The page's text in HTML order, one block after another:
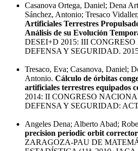
Casanova Ortega, Daniel; Dena
Sánchez, Antonio; Tresaco
Artificiales Terrestres
Análisis de su Evolución
DESEI+D 2015: III
DEFENSA Y SEGURIDAD.
Tresaco, Eva; Casanova, Daniel;
Antonio. Cálculo de órbitas
artificiales terrestres equipados
2014: II CONGRESO
DEFENSA Y SEGURIDAD:
Angeles Dena; Alberto Abad;
precision periodic orbit corrector
ZARAGOZA-PAU DE